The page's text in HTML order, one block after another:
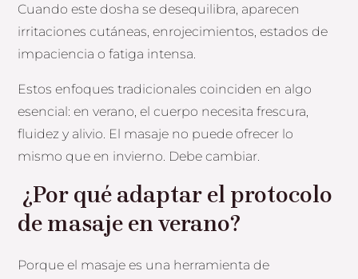
Cuando este dosha se desequilibra, aparecen
irritaciones cutáneas, enrojecimientos, estados de
impaciencia o fatiga intensa.
Estos enfoques tradicionales coinciden en algo
esencial: en verano, el cuerpo necesita frescura,
fluidez y alivio. El masaje no puede ofrecer lo
mismo que en invierno. Debe cambiar.
¿Por qué adaptar el protocolo
de masaje en verano?
Porque el masaje es una herramienta de